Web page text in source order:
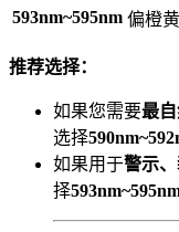
593nm~595nm 偏橙
推荐选择：
如果您需要最
选择
如果用于警示
择